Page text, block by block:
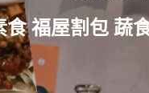
食 福屋割包 蔬